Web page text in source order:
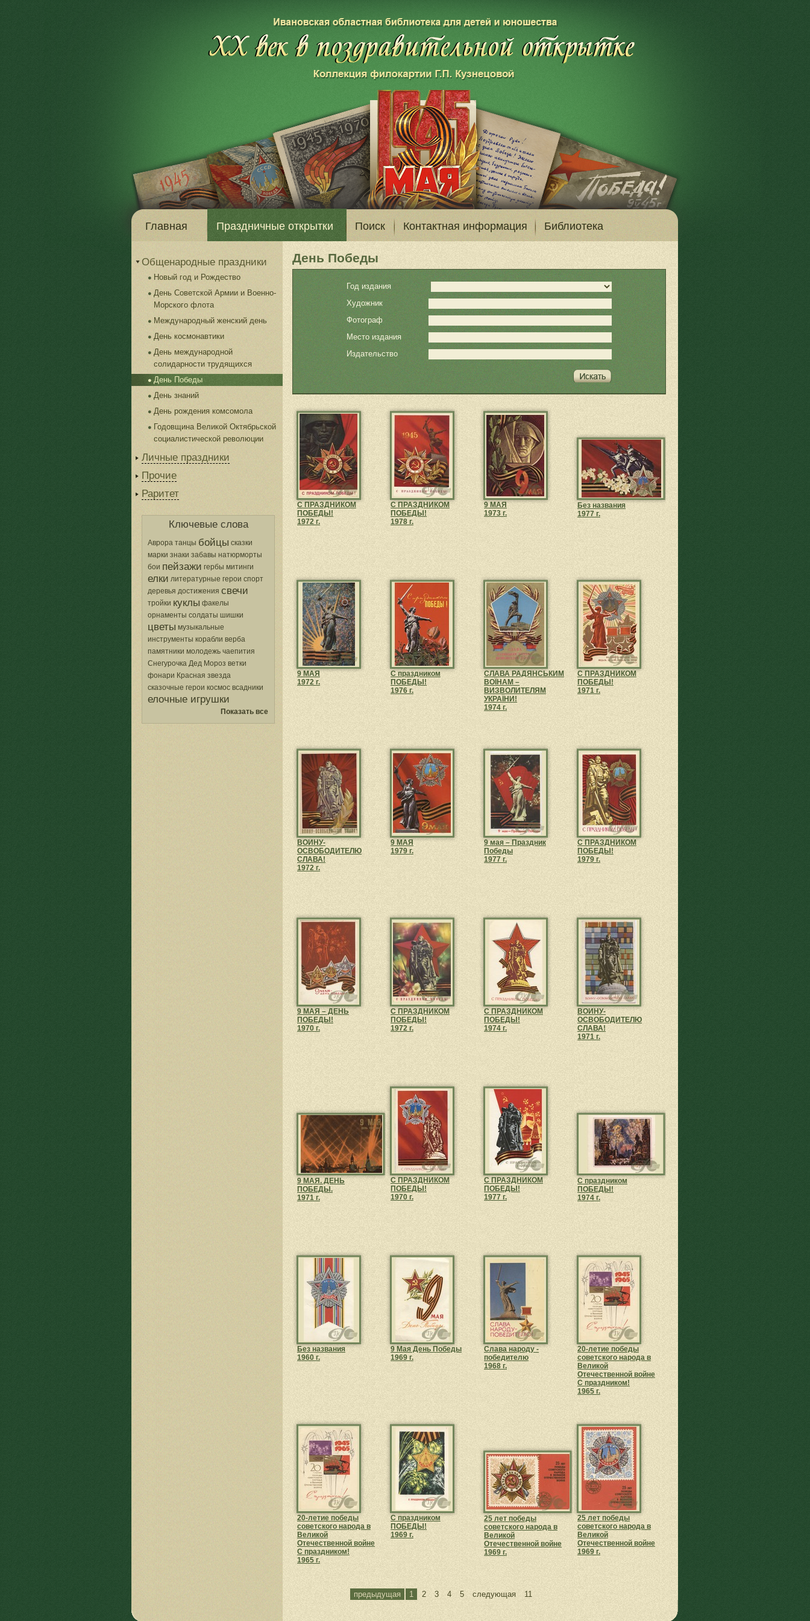
Главная Праздничные открытки Поиск Контактная информация Библиотека
Общенародные праздники
Новый год и Рождество
День Советской Армии и Военно-
Морского флота
Международный женский день
День космонавтики
День международной
солидарности трудящихся
День Победы
День знаний
День рождения комсомола
Годовщина Великой Октябрьской
социалистической революции
Личные праздники
Прочие
Раритет
Ключевые слова
Аврора танцы бойцы сказки
марки знаки забавы натюрморты
бои пейзажи гербы митинги
елки литературные герои спорт
деревья достижения свечи
тройки куклы факелы
орнаменты солдаты шишки
цветы музыкальные
инструменты корабли верба
памятники молодежь чаепития
Снегурочка Дед Мороз ветки
фонари Красная звезда
сказочные герои космос всадники
елочные игрушки
Показать все
День Победы
Год издания
Художник
Фотограф
Место издания
Издательство
С ПРАЗДНИКОМ
ПОБЕДЫ!
1972 г.
С ПРАЗДНИКОМ
ПОБЕДЫ!
1978 г.
9 МАЯ
1973 г.
Без названия
1977 г.
9 МАЯ
1972 г.
С праздником
ПОБЕДЫ!
1976 г.
СЛАВА РАДЯНСЬКИМ
ВОΪНАМ –
ВИЗВОЛИТЕЛЯМ
УКРАΪНИ!
1974 г.
С ПРАЗДНИКОМ
ПОБЕДЫ!
1971 г.
ВОИНУ-
ОСВОБОДИТЕЛЮ
СЛАВА!
1972 г.
9 МАЯ
1979 г.
9 мая – Праздник
Победы
1977 г.
С ПРАЗДНИКОМ
ПОБЕДЫ!
1979 г.
9 МАЯ – ДЕНЬ
ПОБЕДЫ!
1970 г.
С ПРАЗДНИКОМ
ПОБЕДЫ!
1972 г.
С ПРАЗДНИКОМ
ПОБЕДЫ!
1974 г.
ВОИНУ-
ОСВОБОДИТЕЛЮ
СЛАВА!
1971 г.
9 МАЯ. ДЕНЬ
ПОБЕДЫ.
1971 г.
С ПРАЗДНИКОМ
ПОБЕДЫ!
1970 г.
С ПРАЗДНИКОМ
ПОБЕДЫ!
1977 г.
С праздником
ПОБЕДЫ!
1974 г.
Без названия
1960 г.
9 Мая День Победы
1969 г.
Слава народу -
победителю
1968 г.
20-летие победы
советского народа в
Великой
Отечественной войне
С праздником!
1965 г.
20-летие победы
советского народа в
Великой
Отечественной войне
С праздником!
1965 г.
С праздником
ПОБЕДЫ!
1969 г.
25 лет победы
советского народа в
Великой
Отечественной войне
1969 г.
25 лет победы
советского народа в
Великой
Отечественной войне
1969 г.
предыдущая 1 2 3 4 5 следующая 11